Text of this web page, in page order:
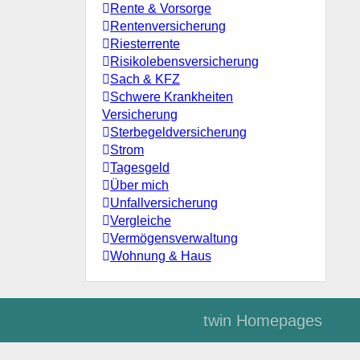
Rente & Vorsorge
Rentenversicherung
Riesterrente
Risikolebensversicherung
Sach & KFZ
Schwere Krankheiten
Versicherung
Sterbegeldversicherung
Strom
Tagesgeld
Über mich
Unfallversicherung
Vergleiche
Vermögensverwaltung
Wohnung & Haus
twin Homepages